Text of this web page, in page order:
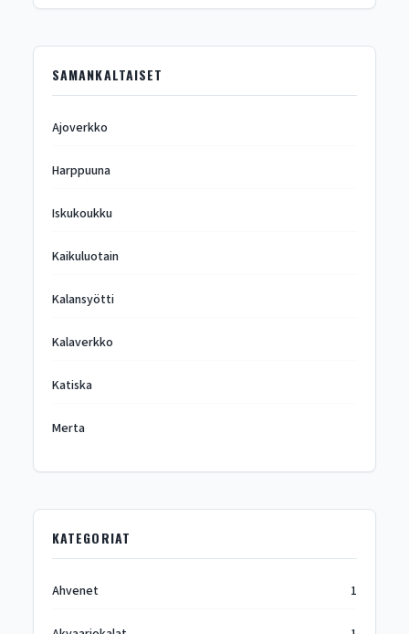
SAMANKALTAISET
Ajoverkko
Harppuuna
Iskukoukku
Kaikuluotain
Kalansyötti
Kalaverkko
Katiska
Merta
KATEGORIAT
Ahvenet 1